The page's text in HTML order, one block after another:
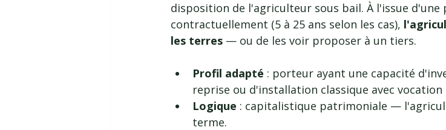
disposition de l'agriculteur sous bail. À l'issue d'une
contractuellement (5 à 25 ans selon les cas),
les terres — ou de les voir proposer à un tiers.
Profil adapté : porteur ayant une capacité
reprise ou d'installation classique avec
Logique : capitalistique patrimoniale —
terme.